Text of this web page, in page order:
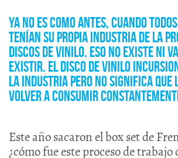
Ya no es como antes, cuando
tenían su propia industria de la
discos de vinilo. Eso no existe ni
existir. El disco de vinilo
la industria pero no significa que
volver a consumir
Este año sacaron el box set de
¿cómo fue este proceso de